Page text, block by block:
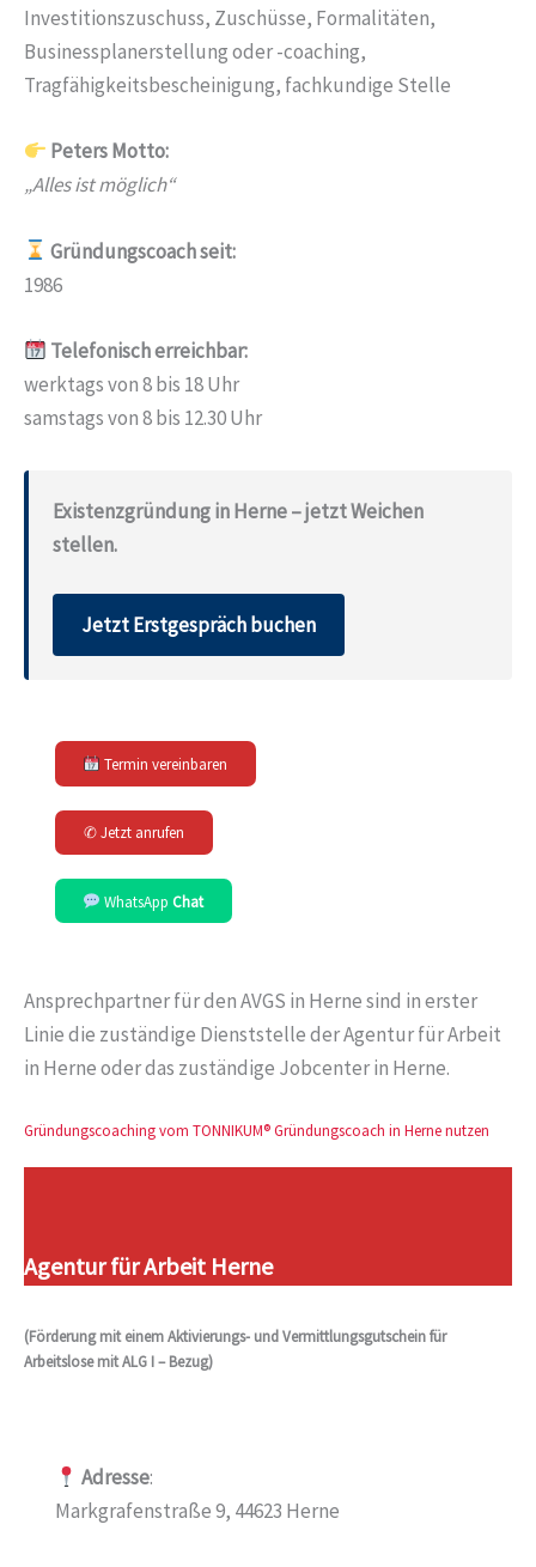
Investitionszuschuss, Zuschüsse, Formalitäten,
Businessplanerstellung oder -coaching,
Tragfähigkeitsbescheinigung, fachkundige Stelle
Peters Motto:
„Alles ist möglich“
Gründungscoach seit:
1986
Telefonisch erreichbar:
werktags von 8 bis 18 Uhr
samstags von 8 bis 12.30 Uhr
Existenzgründung in Herne – jetzt Weichen
stellen.
Jetzt Erstgespräch buchen
Termin vereinbaren
✆ Jetzt anrufen
WhatsAppChat
Ansprechpartner für den AVGS in Herne sind in erster
Linie die zuständige Dienststelle der Agentur für Arbeit
in Herne oder das zuständige Jobcenter in Herne.
Gründungscoaching vom TONNIKUM® Gründungscoach in Herne nutzen
Agentur für Arbeit Herne
(Förderung mit einem Aktivierungs- und Vermittlungsgutschein für
Arbeitslose mit ALG I – Bezug)
Adresse:
Markgrafenstraße 9, 44623 Herne